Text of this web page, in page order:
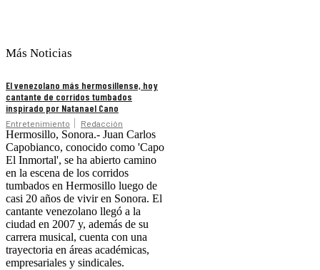
Más Noticias
El venezolano más hermosillense, hoy
cantante de corridos tumbados
inspirado por Natanael Cano
Entretenimiento Redacción
Hermosillo, Sonora.- Juan Carlos
Capobianco, conocido como 'Capo
El Inmortal', se ha abierto camino
en la escena de los corridos
tumbados en Hermosillo luego de
casi 20 años de vivir en Sonora. El
cantante venezolano llegó a la
ciudad en 2007 y, además de su
carrera musical, cuenta con una
trayectoria en áreas académicas,
empresariales y sindicales.